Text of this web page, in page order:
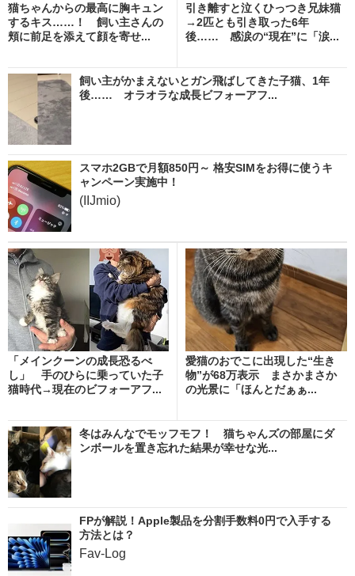
猫ちゃんからの最高に胸キュン
するキス……！ 飼い主さんの
頬に前足を添えて顔を寄せ...
引き離すと泣くひっつき兄妹猫
→2匹とも引き取った6年
後…… 感涙の“現在”に「涙...
飼い主がかまえないとガン飛ばしてきた子猫、1年
後…… オラオラな成長ビフォーアフ...
スマホ2GBで月額850円～ 格安SIMをお得に使うキ
ャンペーン実施中！
(IIJmio)
「メインクーンの成長恐るべ
し」 手のひらに乗っていた子
猫時代→現在のビフォーアフ...
愛猫のおでこに出現した“生き
物”が68万表示 まさかまさか
の光景に「ほんとだぁぁ...
冬はみんなでモッフモフ！ 猫ちゃんズの部屋にダ
ンボールを置き忘れた結果が幸せな光...
FPが解説！Apple製品を分割手数料0円で入手する
方法とは？
Fav-Log